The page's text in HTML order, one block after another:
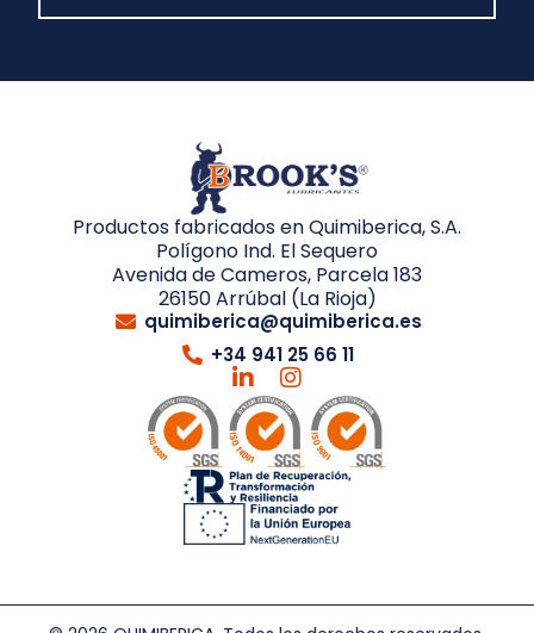
Productos fabricados en Quimiberica, S.A.
Polígono Ind. El Sequero
Avenida de Cameros, Parcela 183
26150 Arrúbal (La Rioja)
quimiberica@quimiberica.es
+34 941 25 66 11